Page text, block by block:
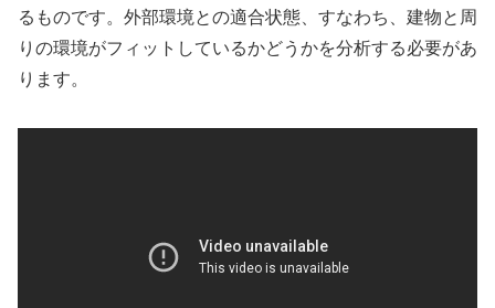
るものです。外部環境との適合状態、すなわち、建物と周
りの環境がフィットしているかどうかを分析する必要があ
ります。